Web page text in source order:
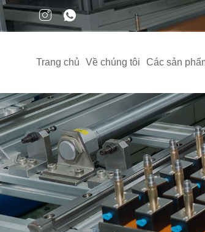
Trang chủ Về chúng tôi Các sản